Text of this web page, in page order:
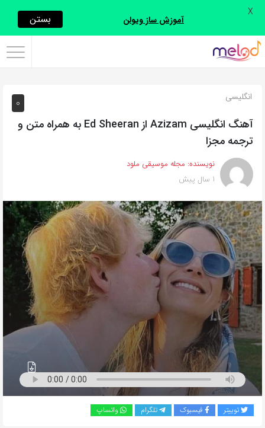
اشتراک
با
روش‌های
زیر
این
صفحه
را
با
دوستان
خود
به
اشتراک
بگذارید.
کپی
لینک
0 انگلیسی
آهنگ انگلیسی Azizam از Ed Sheeran به همراه متن و
ترجمه مجزا
نویسنده: مجله موسیقی ملود
1 سال پیش
توییتر فیسبوک تلگرام واتساپ
آموزش ساز ویولن بستن X